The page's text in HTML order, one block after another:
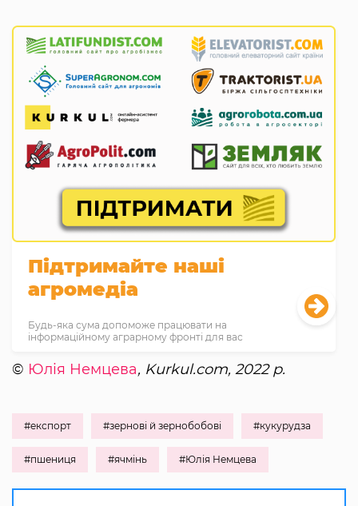
Підтримайте наші
агромедіа
Будь-яка сума допоможе працювати на
інформаційному аграрному фронті для вас
© Юлія Немцева, Kurkul.com, 2022 р.
#експорт #зернові й зернобобові #кукурудза
#пшениця #ячмінь #Юлія Немцева